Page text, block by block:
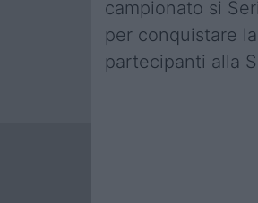
campionato si
per conquistare
partecipanti alla